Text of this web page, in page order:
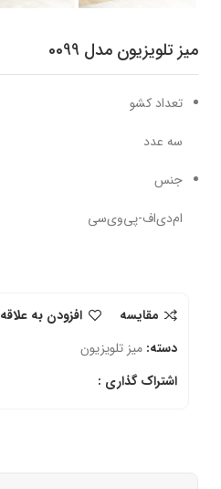
میز تلویزیون مدل 0099
تعداد کشو
سه عدد
جنس
ام‌دی‌اف-پی‌وی‌سی
مقایسه
افزودن به
دسته: میز تلویزیون
اشتراک گذاری :